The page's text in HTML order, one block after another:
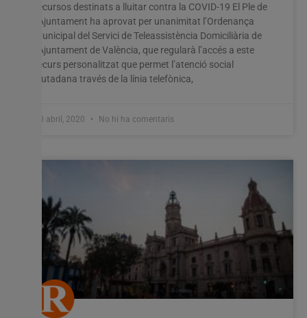
recursos destinats a lluitar contra la COVID-19 El Ple de
l’Ajuntament ha aprovat per unanimitat l’Ordenança
Municipal del Servici de Teleassistència Domiciliària de
l’Ajuntament de València, que regularà l’accés a este
recurs personalitzat que permet l’atenció social
ciutadana través de la línia telefònica,
30 abril, 2020 No hi ha comentaris